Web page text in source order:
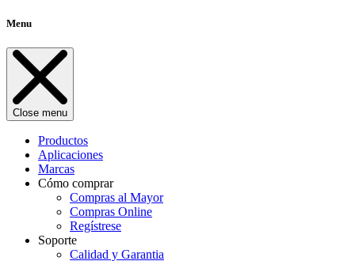
Menu
Close menu
Productos
Aplicaciones
Marcas
Cómo comprar
Compras al Mayor
Compras Online
Regístrese
Soporte
Calidad y Garantia